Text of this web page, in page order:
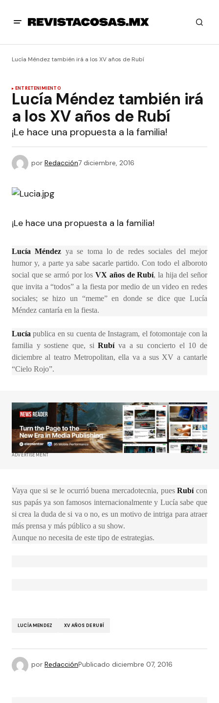
Lucía Méndez también irá a los XV años de Rubí
ENTRETENIMIENTO
Lucía Méndez también irá
a los XV años de Rubí
¡Le hace una propuesta a la familia!
por Redacción7 diciembre, 2016
¡Le hace una propuesta a la familia!
Lucía Méndez ya se toma lo de redes sociales del mejor
humor y, a parte ya sabe sacarle partido. Con todo el alboroto
social que se armó por losVX años de Rubí, la hija del señor
que invita a “todos” a la fiesta por medio de un video en redes
sociales; se hizo un “meme” en donde se dice que Lucía
Méndez cantaría en la fiesta.
Lucíapublica en su cuenta de Instagram, el fotomontaje con la
familia y sostiene que, siRubíva a su concierto el 10 de
diciembre al teatro Metropolitan, ella va a sus XV a cantarle
“Cielo Rojo”.
ADVERTISEMENT
Vaya que si se le ocurrió buena mercadotecnia, puesRubícon
sus papás ya son famosos internacionalmente y Lucía sabe que
si crea la duda de si va o no, es un motivo de intriga para atraer
más prensa y más público a su show.
Aunque no necesita de este tipo de estrategias.
LUCÍA MENDEZ XV AÑOS DE RUBÍ
por RedacciónPublicado diciembre 07, 2016